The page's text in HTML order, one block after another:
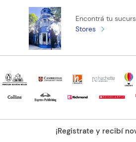
Encontrá tu
Stores
¡Registrate y recibí